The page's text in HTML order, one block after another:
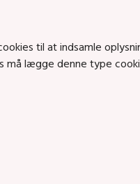
på YouTube
SoundCloud
til at indsamle
lægge denne type